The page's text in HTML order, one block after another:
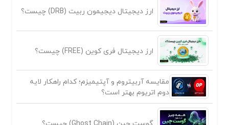
ارز دیجیتال دیجیمون ربیت (DRB) چیست؟
ارز دیجیتال فری کوین (FREE) چیست؟
مقایسه آربیتروم و آپتیمیزم؛ کدام راهکار لایه
دوم اتریوم بهتر است؟